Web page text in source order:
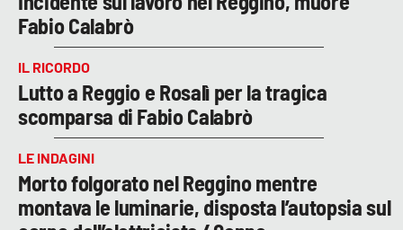
Fabio Calabrò
IL RICORDO
Lutto a Reggio e Rosalì per la tragica
scomparsa di Fabio Calabrò
LE INDAGINI
Morto folgorato nel Reggino mentre
montava le luminarie, disposta l’autopsia sul